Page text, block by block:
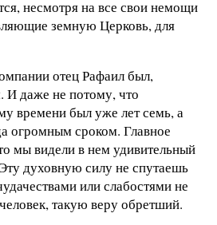
несмотря на все свои немощи
земную Церковь, для
отец Рафаил был,
И даже не потому, что
времени был уже лет семь, а
огромным сроком. Главное
мы видели в нем удивительный
духовную силу не спутаешь
или слабостями не
такую веру обретший.